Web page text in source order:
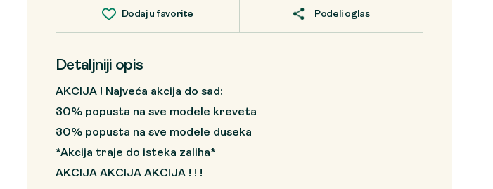
Dodaj u favorite Podeli oglas
Detaljniji opis
AKCIJA ! Najveća akcija do sad:
30% popusta na sve modele kreveta
30% popusta na sve modele duseka
*Akcija traje do isteka zaliha*
AKCIJA AKCIJA AKCIJA ! ! !